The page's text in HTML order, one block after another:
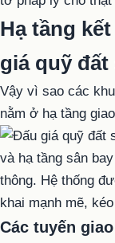
Hạ tầng
giá quỹ đất
Vậy vì sao các
nằm ở hạ tầng giao
thông. Hệ thống
khai mạnh mẽ,
Các tuyến